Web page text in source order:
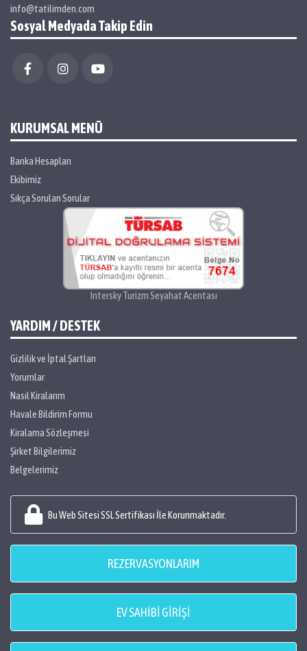
info@tatilimden.com
Sosyal Medyada Takip Edin
KURUMSAL MENÜ
Banka Hesapları
Ekibimiz
Sıkça Sorulan Sorular
Intersky Turizm Seyahat Acentası
YARDIM / DESTEK
Gizlilik ve İptal Şartları
Yorumlar
Nasıl Kiralarım
Havale Bildirim Formu
Kiralama Sözleşmesi
Şirket Bilgilerimiz
Belgelerimiz
Bu Web Sitesi SSL Sertifikası İle Korunmaktadır.
REZERVASYONLARIM
EV SAHİBİ GİRİŞİ